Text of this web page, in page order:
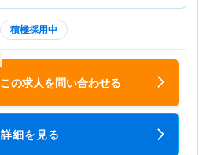
積極採用中
この求人を問い合わせる
詳細を見る